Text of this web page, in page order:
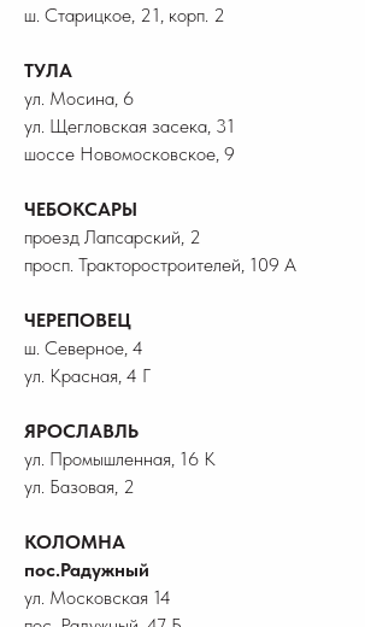
ш. Старицкое, 21, корп. 2
ТУЛА
ул. Мосина, 6
ул. Щегловская засека, 31
шоссе Новомосковское, 9
ЧЕБОКСАРЫ
проезд Лапсарский, 2
просп. Тракторостроителей, 109 А
ЧЕРЕПОВЕЦ
ш. Северное, 4
ул. Красная, 4 Г
ЯРОСЛАВЛЬ
ул. Промышленная, 16 К
ул. Базовая, 2
КОЛОМНА
пос.Радужный
ул. Московская 14